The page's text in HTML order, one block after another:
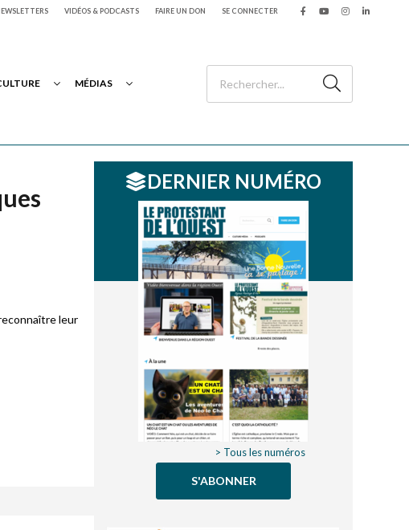
VIDÉOS & PODCASTS FAIRE UN DON SE CONNECTER
MÉDIAS
leur
DERNIER NUMÉRO
> Tous les numéros
S'ABONNER